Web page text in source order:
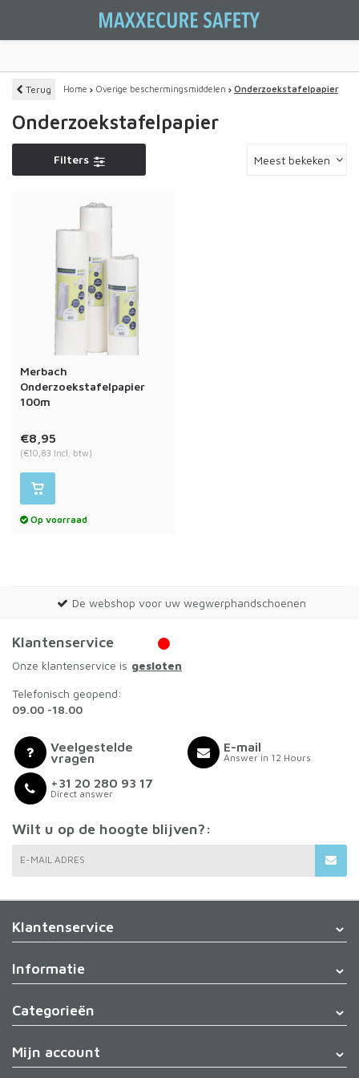
Terug Home Overige beschermingsmiddelen Onderzoekstafelpapier
Onderzoekstafelpapier
Filters Meest bekeken
Merbach
Onderzoekstafelpapier
100m
€8,95
(€10,83 Incl. btw)
Op voorraad
De webshop voor uw wegwerphandschoenen
Klantenservice
Onze klantenservice is gesloten
Telefonisch geopend:
09.00 -18.00
Veelgestelde
vragen
+31 20 280 93 17
Direct answer
E-mail
Answer in 12 Hours
Wilt u op de hoogte blijven?:
E-MAIL ADRES
Klantenservice
Informatie
Categorieën
Mijn account